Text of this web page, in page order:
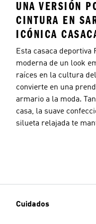
UNA VERSIÓN
CINTURA EN
ICÓNICA
Esta casaca deportiva
moderna de un look
raíces en la cultura
convierte en una
armario a la moda.
casa, la suave
silueta relajada te
Cuidados